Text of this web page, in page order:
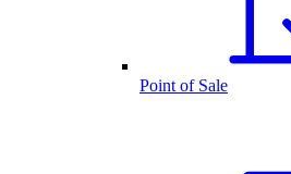
Point of Sale